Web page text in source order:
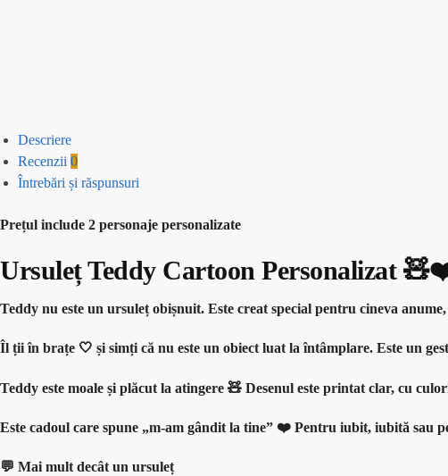
Descriere
Recenzii 0
Întrebări și răspunsuri
Prețul include 2 personaje personalizate
Ursuleț Teddy Cartoon Personalizat
Teddy nu este un ursuleț obișnuit. Este creat special pentru cineva
Îl ții în brațe 🤍 și simți că nu este un obiect luat la întâmplare. Este un
Teddy este moale și plăcut la atingere 🧸 Desenul este printat clar, cu
Este cadoul care spune „m-am gândit la tine” ❤️ Pentru iubit, iubită sau
💬 Mai mult decât un ursuleț